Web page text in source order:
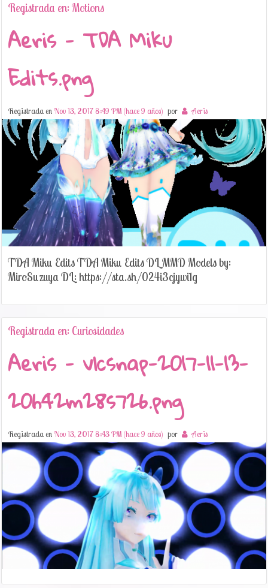
Registrada en: Motions
Aeris - TDA Miku
Edits.png
Registrada enNov 13, 2017 8:49 PM (hace 9 años) por Aeris
TDA Miku Edits TDA Miku Edits DL MMD Models by:
MiroSuzuya DL: https://sta.sh/024i3cjywi1g
Registrada en: Curiosidades
Aeris - vlcsnap-2017-11-13-
20h42m28s726.png
Registrada enNov 13, 2017 8:43 PM (hace 9 años) por Aeris